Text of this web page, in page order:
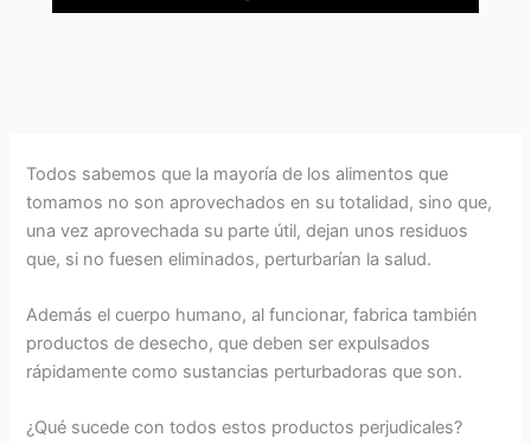
Todos sabemos que la mayoría de los alimentos que
tomamos no son aprovechados en su totalidad, sino que,
una vez aprovechada su parte útil, dejan unos residuos
que, si no fuesen eliminados, perturbarían la salud.
Además el cuerpo humano, al funcionar, fabrica también
productos de desecho, que deben ser expulsados
rápidamente como sustancias perturbadoras que son.
¿Qué sucede con todos estos productos perjudicales?